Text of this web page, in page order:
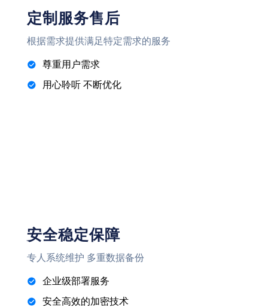
定制服务售后
根据需求提供满足特定需求的服务
尊重用户需求
用心聆听 不断优化
安全稳定保障
专人系统维护 多重数据备份
企业级部署服务
安全高效的加密技术